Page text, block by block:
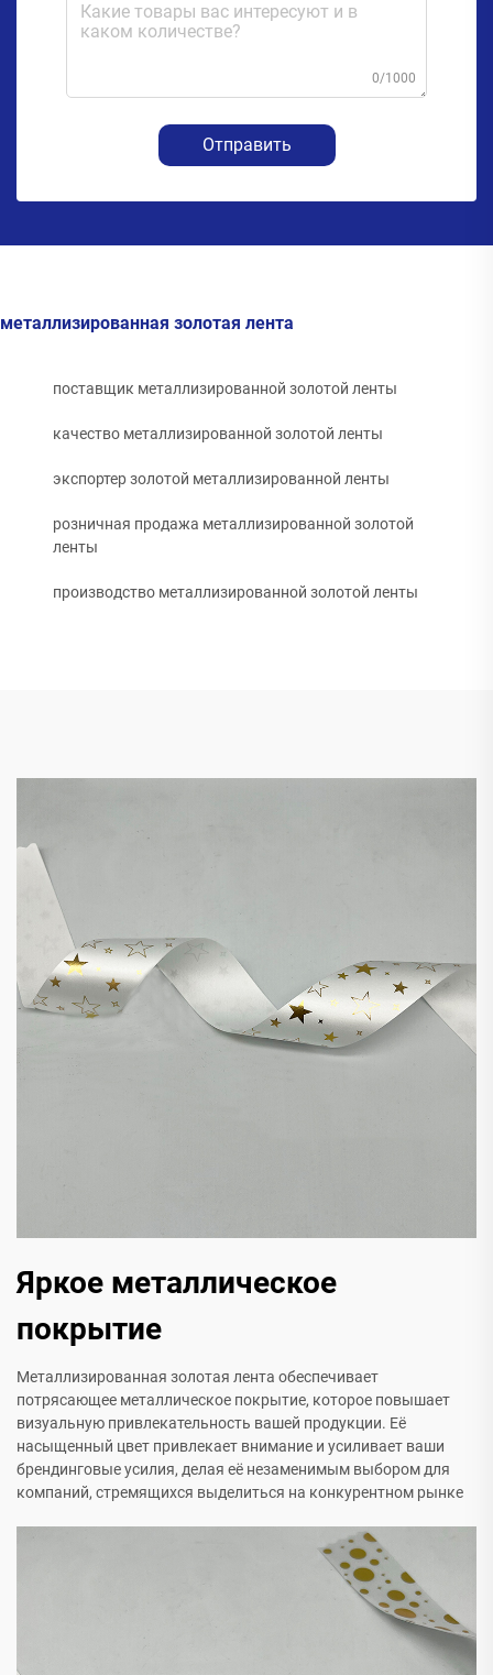
0/1000
Отправить
металлизированная золотая лента
поставщик металлизированной золотой ленты
качество металлизированной золотой ленты
экспортер золотой металлизированной ленты
розничная продажа металлизированной золотой
ленты
производство металлизированной золотой ленты
Яркое металлическое
покрытие
Металлизированная золотая лента обеспечивает
потрясающее металлическое покрытие, которое повышает
визуальную привлекательность вашей продукции. Её
насыщенный цвет привлекает внимание и усиливает ваши
брендинговые усилия, делая её незаменимым выбором для
компаний, стремящихся выделиться на конкурентном рынке